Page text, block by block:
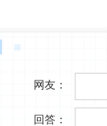
网友：
回答：